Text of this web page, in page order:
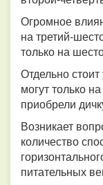
Огромное
на третий-
только на
Отдельно
могут только
приобрели
Возникает
количество
питательных